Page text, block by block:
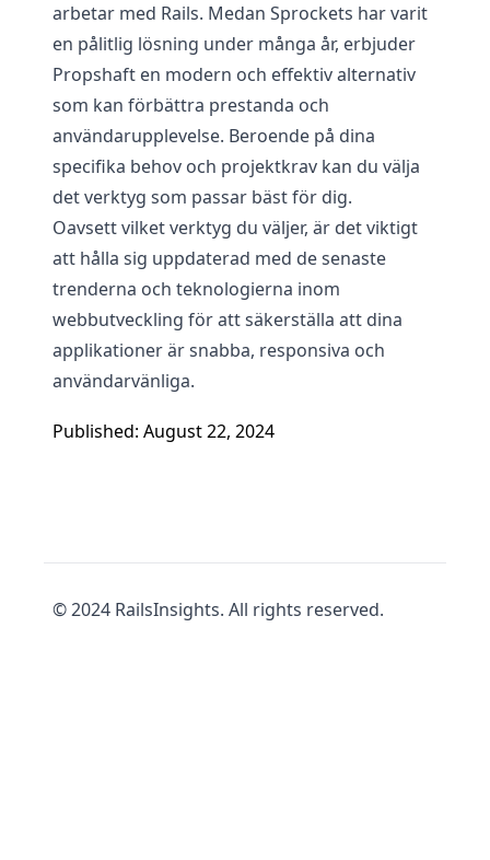
arbetar med Rails. Medan Sprockets har varit
en pålitlig lösning under många år, erbjuder
Propshaft en modern och effektiv alternativ
som kan förbättra prestanda och
användarupplevelse. Beroende på dina
specifika behov och projektkrav kan du välja
det verktyg som passar bäst för dig.
Oavsett vilket verktyg du väljer, är det viktigt
att hålla sig uppdaterad med de senaste
trenderna och teknologierna inom
webbutveckling för att säkerställa att dina
applikationer är snabba, responsiva och
användarvänliga.
Published: August 22, 2024
© 2024 RailsInsights. All rights reserved.